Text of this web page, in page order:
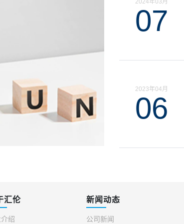
07
2023年04月
06
汇伦
绍
新闻动态
公司新闻